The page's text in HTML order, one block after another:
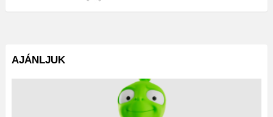
AJÁNLJUK